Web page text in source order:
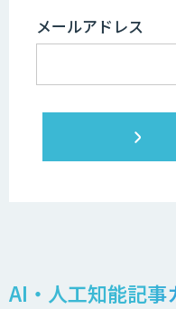
メールアドレス
AI・人工知能記事